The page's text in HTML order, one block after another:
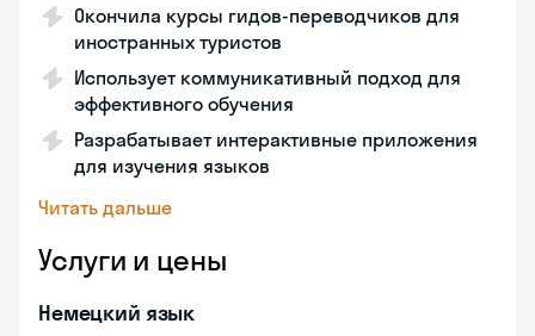
Окончила курсы гидов-переводчиков для
иностранных туристов
Использует коммуникативный подход для
эффективного обучения
Разрабатывает интерактивные приложения
для изучения языков
Читать дальше
Услуги и цены
Немецкий язык